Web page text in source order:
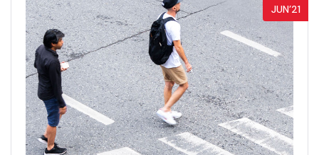
JUN’21